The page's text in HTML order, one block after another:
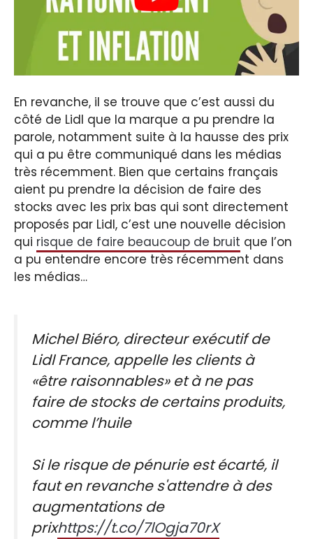
En revanche, il se trouve que c’est aussi du
côté de Lidl que la marque a pu prendre la
parole, notamment suite à la hausse des prix
qui a pu être communiqué dans les médias
très récemment. Bien que certains français
aient pu prendre la décision de faire des
stocks avec les prix bas qui sont directement
proposés par Lidl, c’est une nouvelle décision
qui risque de faire beaucoup de bruit que l’on
a pu entendre encore très récemment dans
les médias…
Michel Biéro, directeur exécutif de
Lidl France, appelle les clients à
«être raisonnables» et à ne pas
faire de stocks de certains produits,
comme l’huile
Si le risque de pénurie est écarté, il
faut en revanche s'attendre à des
augmentations de
prixhttps://t.co/7lOgja70rX